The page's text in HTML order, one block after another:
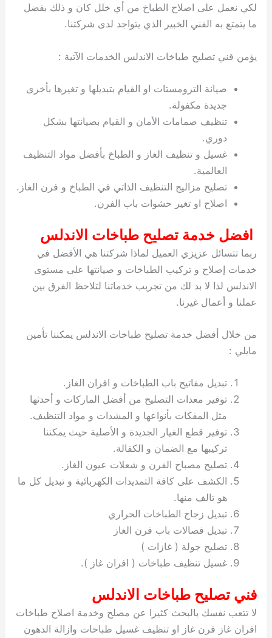
لكي نعمل على اصلاح الطباخ من أي خلل كان و ذلك بفضل
ما يتمتع به الفني الخبير الذي يتواجد لدى شركتنا.
يؤمن قني تصليح طباخات الاندلس الخدمات الآتية :
صيانة الترومستات او القيام بتبديلها و تغيرها بأخرى
جديدة مكفولة.
تنظيف صمامات الأمان و القيام بصيانتها بشكل
دوري.
غسيل و تنظيف الغاز و الطباخ بأفضل مواد التنظيف
العالمية.
تصليح مزاليج التنظيف الذاتي في الطباخ و فرن الغاز.
اصلاح او تغير حشوات باب الفرن.
افضل خدمة تصليح طباخات الاندلس
ربما تتسائل عزيزي العميل لماذا شركتنا هي الأفضل في
خدمات إصلاح و تركيب الطباخات و صيانتها على مستوى
الاندلس لذا لا بد لك من تجربب خدماتنا لتلاحظ الفرق بين
عملنا و أعمال غيرنا.
من خلال أفضل خدمة تصليح طباخات الاندلس يمكننا تأمين
مايلي :
تبديل مفاتيح باب الطباخات و افران الغاز.
توفير معدات التصليح من أفضل الماركات و أحدثها
مثل المفكات بأنواعها و المشدات و مواد التنظيف.
توفير قطع الغيار الجديدة و الأصلية حيث يمكننا
تركيبها مع الضمان و الكفالة.
تصليح مصباح الفرن و شعلات عيون الغاز.
الكشف على كافة التمديدات الكهربائية و تبديل كل ما
هو تالف منها.
تبديل زجاج الطباخات الحراري
تبديل فصالات باب فرن الغاز
تصليح جولة ( غازات )
غسيل تنظيف طباخات ( افران غاز ).
فني تصليح طباخات الاندلس
لا تتعب نفسك بالبحث كثيرا عن مصلح وخدمة اصلاح طباخات
افران غاز فرن غاز او تنظيف غسيل طباخات وازالة الدهون